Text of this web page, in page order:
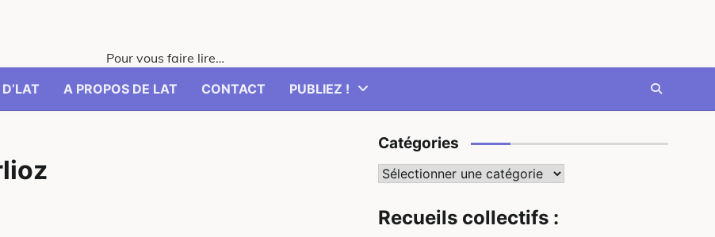
Pour vous faire lire…
A PROPOS DE LAT CONTACT PUBLIEZ !
Catégories
Catégories
Recueils collectifs :